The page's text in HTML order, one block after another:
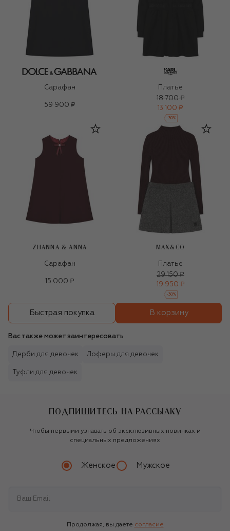
Сарафан
59 900 ₽
Платье
18 700 ₽
13 100 ₽
-30%
ZHANNA & ANNA
Сарафан
15 000 ₽
MAX&CO
Платье
29 150 ₽
19 950 ₽
-30%
Быстрая покупка В корзину
Вас также может заинтересовать
Дерби для девочек Лоферы для девочек
Туфли для девочек
ПОДПИШИТЕСЬ НА РАССЫЛКУ
Чтобы первыми узнавать об эксклюзивных новинках и
специальных предложениях
Женское Мужское
Продолжая, вы даете согласие